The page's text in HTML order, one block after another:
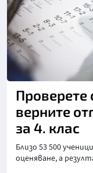
Проверете
верните
за 4. клас
Близо 53 500
оценяване, а